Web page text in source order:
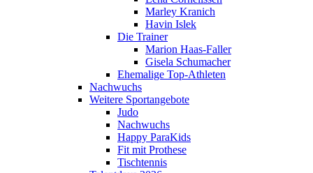
Marley Kranich
Havin Islek
Die Trainer
Marion Haas-Faller
Gisela Schumacher
Ehemalige Top-Athleten
Nachwuchs
Weitere Sportangebote
Judo
Nachwuchs
Happy ParaKids
Fit mit Prothese
Tischtennis